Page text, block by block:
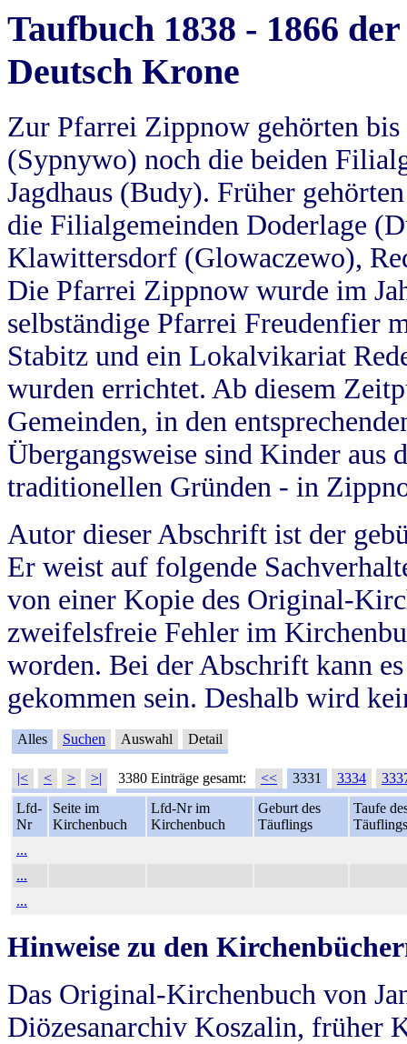
Taufbuch 1838 - 1866
Deutsch Krone
Zur Pfarrei Zippnow gehörten
(Sypnywo) noch die beiden
Jagdhaus (Budy). Früher
die Filialgemeinden Doderlage
Klawittersdorf (Glowaczewo),
Die Pfarrei Zippnow wurde im
selbständige Pfarrei Freudenfier
Stabitz und ein Lokalvikariat
wurden errichtet. Ab diesem
Gemeinden, in den
Übergangsweise sind Kinder aus
traditionellen Gründen - in
Autor dieser Abschrift ist der
Er weist auf folgende
von einer Kopie des Original-
zweifelsfreie Fehler im
worden. Bei der Abschrift kann
gekommen sein. Deshalb wird
Alles Suchen Auswahl Detail
|< < > >| 3380 Einträge gesamt: << 3331 3334
Lfd-
Nr
Seite im
Kirchenbuch
Lfd-Nr im
Kirchenbuch
Geburt des
Täuflings
Taufe
Täuflings
...
...
...
Hinweise zu den
Das Original-Kirchenbuch von
Diözesanarchiv Koszalin, früher